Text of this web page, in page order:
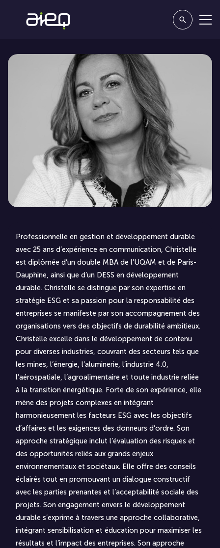
Professionnelle en gestion et développement durable
avec 25 ans d’expérience en communication, Christelle
est diplômée d’un double MBA de l’UQAM et de Paris-
Dauphine, ainsi que d’un DESS en développement
durable. Christelle se distingue par son expertise en
stratégie ESG et sa passion pour la responsabilité des
entreprises se manifeste par son accompagnement des
organisations vers des objectifs de durabilité ambitieux.
Christelle excelle dans le développement de contenu
pour diverses industries, couvrant des secteurs tels que
les mines, l’énergie, l’aluminerie, l’industrie 4.0,
l’aérospatiale, l’agroalimentaire et toute industrie reliée
à la transition énergétique. Forte de son expérience, elle
mène des projets complexes en intégrant
harmonieusement les facteurs ESG avec les objectifs
d’affaires et les exigences des donneurs d’ordre. Son
approche stratégique inclut l’évaluation des risques et
des opportunités reliés aux grands enjeux
environnementaux et sociétaux. Elle offre des conseils
éclairés tout en promouvant un dialogue constructif
avec les parties prenantes et l’acceptabilité sociale des
projets. Son engagement envers le développement
durable s’exprime à travers une approche collaborative,
intégrant sensibilisation et éducation pour maximiser les
résultats et l’impact des entreprises. Son approche